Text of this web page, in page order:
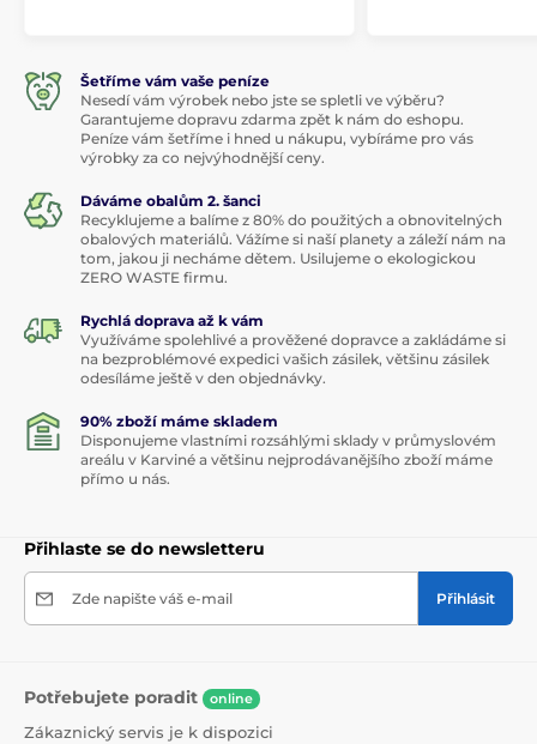
Šetříme vám vaše peníze
Nesedí vám výrobek nebo jste se spletli ve výběru?
Garantujeme dopravu zdarma zpět k nám do eshopu.
Peníze vám šetříme i hned u nákupu, vybíráme pro vás
výrobky za co nejvýhodnější ceny.
Dáváme obalům 2. šanci
Recyklujeme a balíme z 80% do použitých a obnovitelných
obalových materiálů. Vážíme si naší planety a záleží nám na
tom, jakou ji necháme dětem. Usilujeme o ekologickou
ZERO WASTE firmu.
Rychlá doprava až k vám
Využíváme spolehlivé a prověžené dopravce a zakládáme si
na bezproblémové expedici vašich zásilek, většinu zásilek
odesíláme ještě v den objednávky.
90% zboží máme skladem
Disponujeme vlastními rozsáhlými sklady v průmyslovém
areálu v Karviné a většinu nejprodávanějšího zboží máme
přímo u nás.
Přihlaste se do newsletteru
Zde napište váš e-mail Přihlásit
Potřebujete poradit online
Zákaznický servis je k dispozici